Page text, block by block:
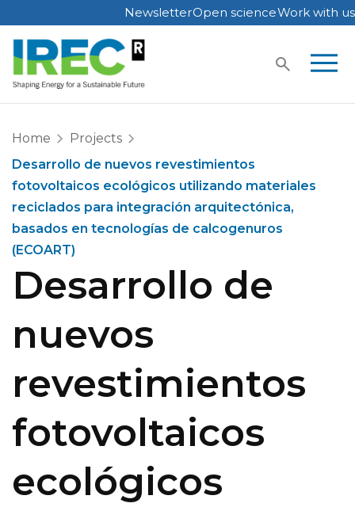
Skip
to
content
NewsletterOpen scienceWork with us
Home
Projects
Desarrollo de nuevos revestimientos
fotovoltaicos ecológicos utilizando materiales
reciclados para integración arquitectónica,
basados en tecnologías de calcogenuros
(ECOART)
Desarrollo de
nuevos
revestimientos
fotovoltaicos
ecológicos